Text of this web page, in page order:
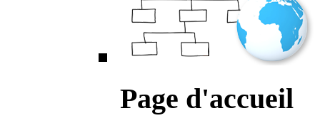
Page d'accueil